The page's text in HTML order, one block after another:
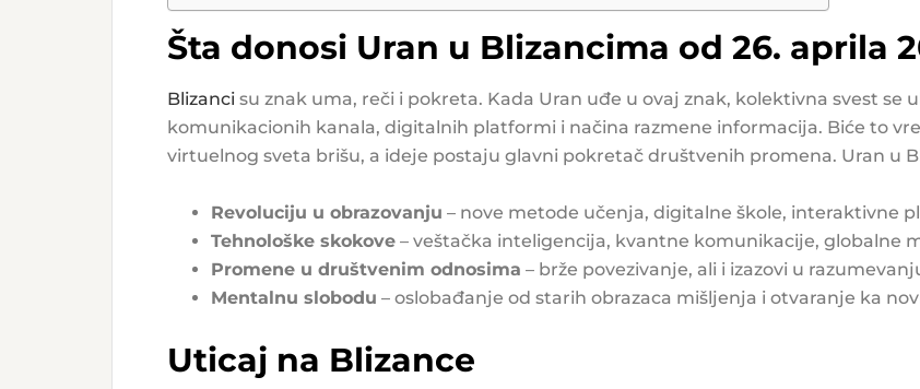
Šta donosi Uran u Blizancima od 26. aprila
Blizanci su znak uma, reči i pokreta. Kada Uran uđe u ovaj znak, kolektivna svest se
komunikacionih kanala, digitalnih platformi i načina razmene informacija. Biće to
virtuelnog sveta brišu, a ideje postaju glavni pokretač društvenih promena. Uran u
Revoluciju u obrazovanju – nove metode učenja, digitalne škole, interaktivne
Tehnološke skokove – veštačka inteligencija, kvantne komunikacije, globalne
Promene u društvenim odnosima – brže povezivanje, ali i izazovi u
Mentalnu slobodu – oslobađanje od starih obrazaca mišljenja i otvaranje ka
Uticaj na Blizance